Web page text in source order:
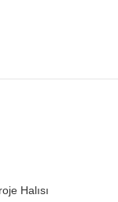
Halısı